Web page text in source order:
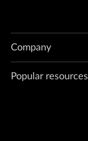
Company
Popular resources